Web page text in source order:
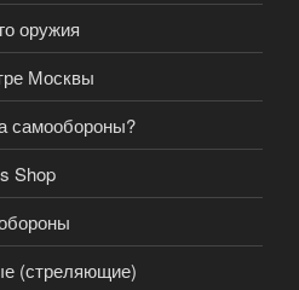
оружия
Москвы
самообороны?
Shop
(стреляющие)